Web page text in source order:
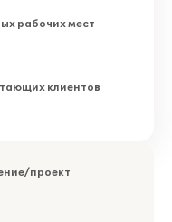
рабочих мест
клиентов
проект